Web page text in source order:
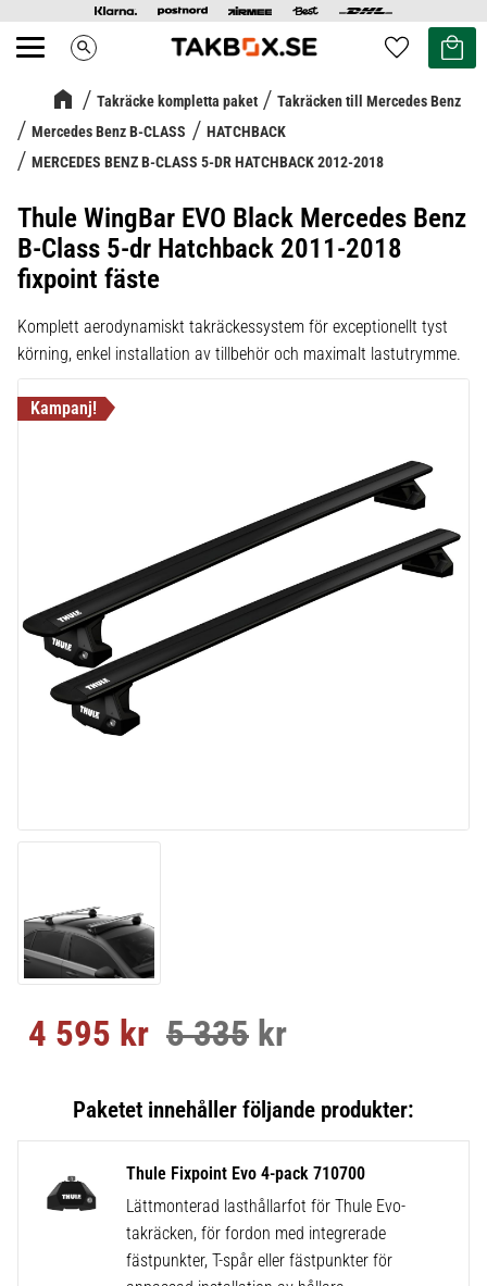
Meny search Favoriter
Kundvagn
Takräcke kompletta paket
Takräcken till Mercedes Benz
Mercedes Benz B-CLASS
HATCHBACK
MERCEDES BENZ B-CLASS 5-DR HATCHBACK 2012-2018
Thule WingBar EVO Black Mercedes Benz
B-Class 5-dr Hatchback 2011-2018
fixpoint fäste
Komplett aerodynamiskt takräckessystem för exceptionellt tyst
körning, enkel installation av tillbehör och maximalt lastutrymme.
Nedsatt pris:
4 595 kr Ordinarie pris:
5 335 kr
Thule Fixpoint Evo 4-pack 710700
Lättmonterad lasthållarfot för Thule Evo-
takräcken, för fordon med integrerade
fästpunkter, T-spår eller fästpunkter för